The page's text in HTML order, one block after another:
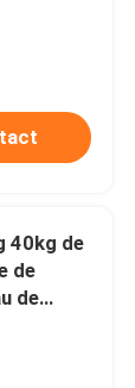
40kg de
de
de